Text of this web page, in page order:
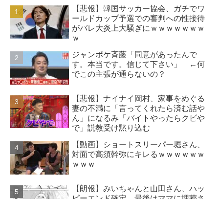
【悲報】韓国サッカー協会、ガチでワ
ールドカップ予選での審判への性接待
がバレ大炎上大騒ぎにｗｗｗｗｗｗｗ
ｗ
ジャンポケ斉藤「同意があったんで
す。本当です。信じて下さい」 ←何
でこの主張が通らないの？
【悲報】ナイナイ岡村、家事をめぐる
妻の不満に「言ってくれたら済む話や
ん」になるみ「バイトやったらクビや
で」説教受け黙り込む
【動画】ショートスリーパー堀さん、
対面で高須幹弥にキレるｗｗｗｗｗｗ
ｗｗｗ
【朗報】みいちゃんと山田さん、ハッ